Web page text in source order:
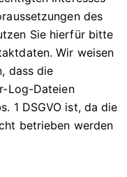
des
Sie hierfür bitte
Wir weisen
dass die
Log-Dateien
1 DSGVO ist, da die
betrieben werden